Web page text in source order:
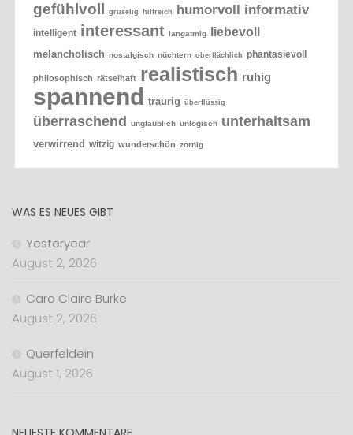
gefühlvoll gruselig hilfreich humorvoll informativ
intelligent interessant langatmig liebevoll
melancholisch nostalgisch nüchtern oberflächlich phantasievoll
philosophisch rätselhaft realistisch ruhig
spannend traurig überflüssig
überraschend unglaublich unlogisch unterhaltsam
verwirrend witzig wunderschön zornig
WAS ES NEUES GIBT
Yesteryear
August 2, 2026
Caro Claire Burke
August 2, 2026
Querfeldein
August 1, 2026